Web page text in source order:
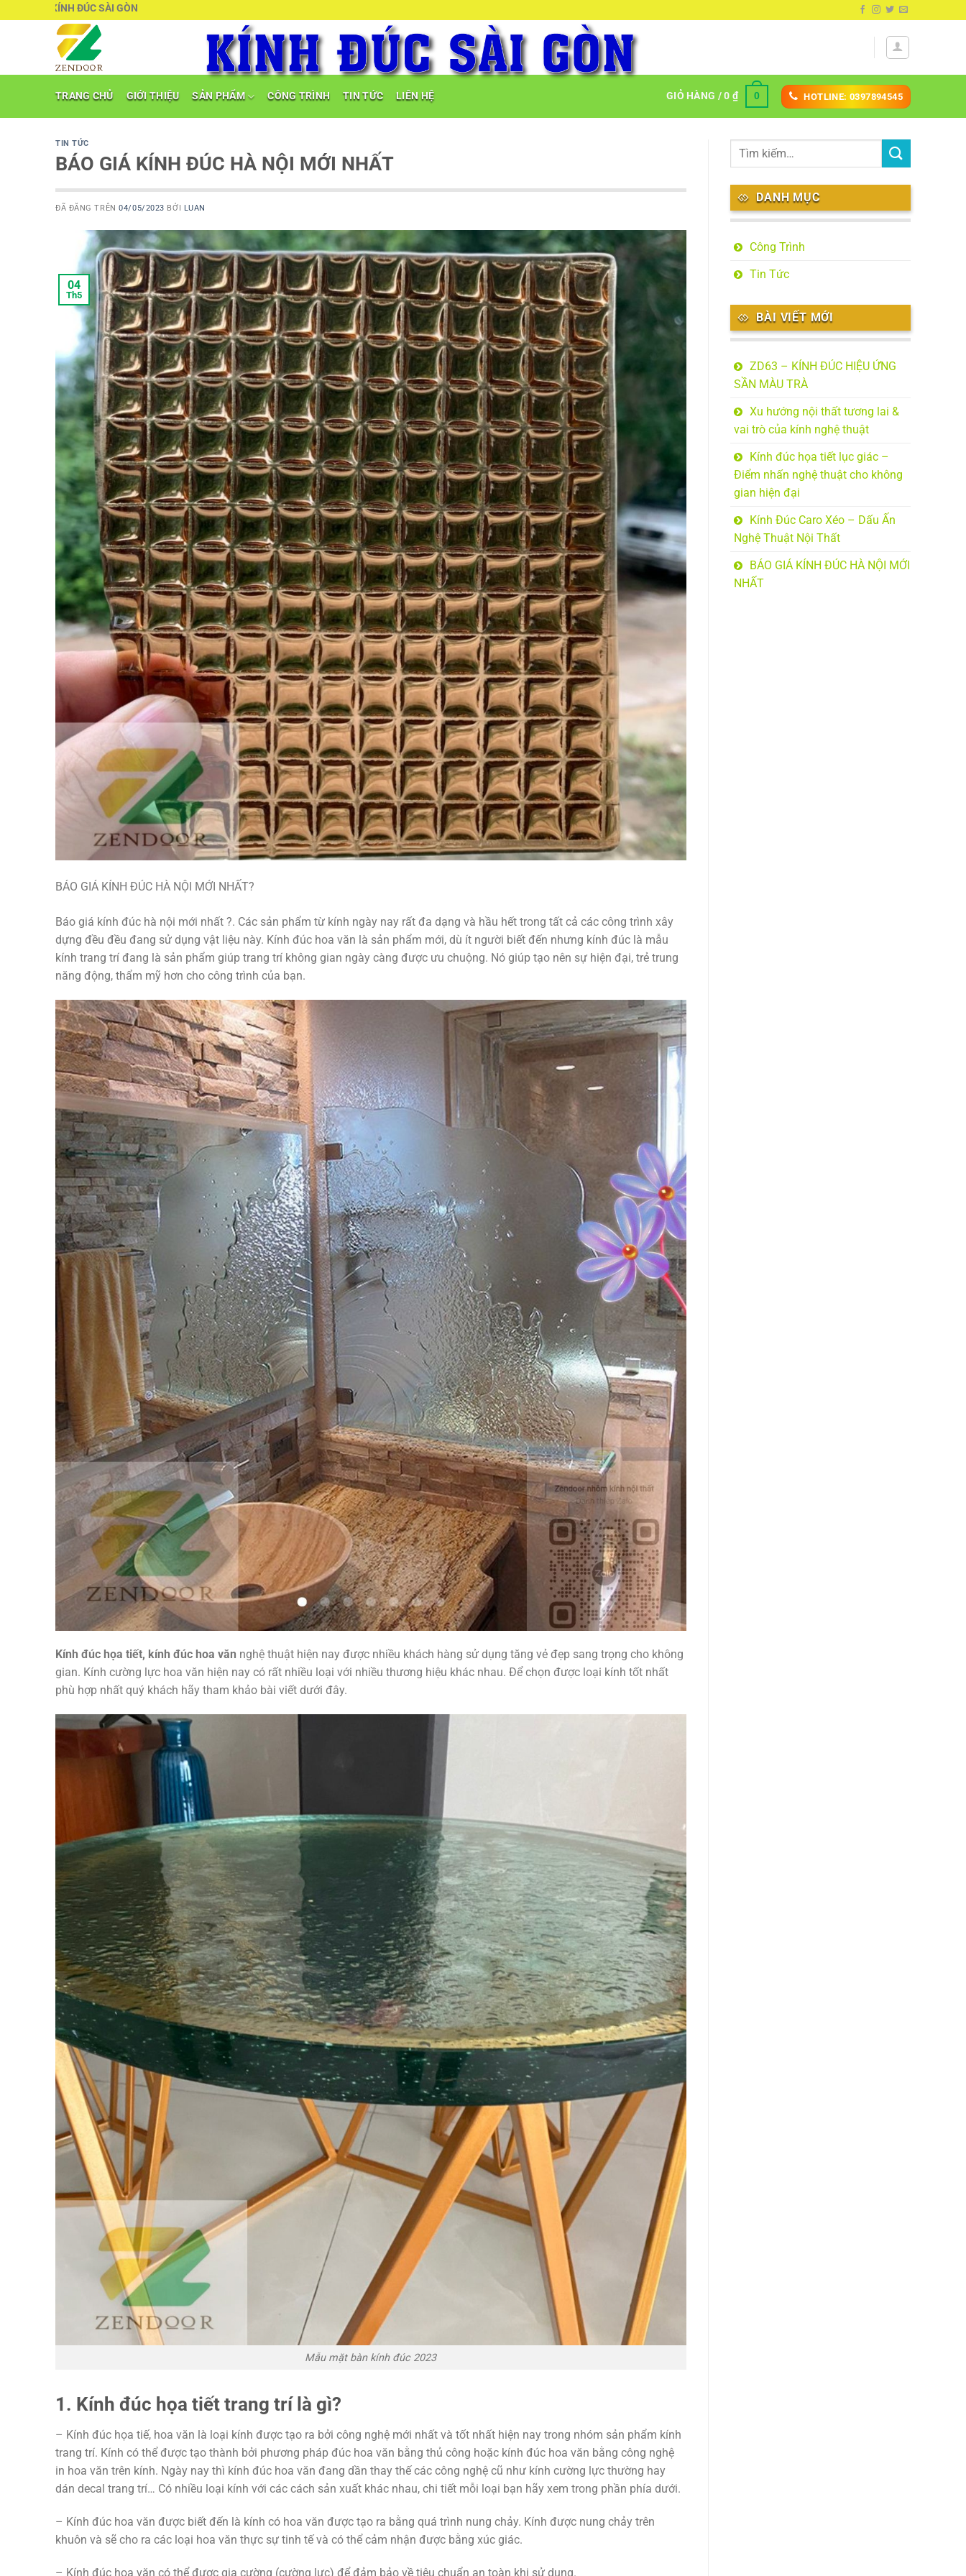
KÍNH ĐÚC SÀI GÒN
TRANG CHỦ GIỚI THIỆU SẢN PHẨM CÔNG TRÌNH TIN TỨC LIÊN HỆ GIỎ HÀNG /0 ₫ 0 HOTLINE: 0397894545
TIN TỨC
BÁO GIÁ KÍNH ĐÚC HÀ NỘI MỚI NHẤT
ĐÃ ĐĂNG TRÊN04/05/2023 BỞI LUAN
04
Th5
BÁO GIÁ KÍNH ĐÚC HÀ NỘI MỚI NHẤT?
Báo giá kính đúc hà nội mới nhất ?. Các sản phẩm từ kính ngày nay rất đa dạng và hầu hết trong tất cả các công trình xây
dựng đều đều đang sử dụng vật liệu này. Kính đúc hoa văn là sản phẩm mới, dù ít người biết đến nhưng kính đúc là mẫu
kính trang trí đang là sản phẩm giúp trang trí không gian ngày càng được ưu chuộng. Nó giúp tạo nên sự hiện đại, trẻ trung
năng động, thẩm mỹ hơn cho công trình của bạn.
Kính đúc họa tiết, kính đúc hoa văn nghệ thuật hiện nay được nhiều khách hàng sử dụng tăng vẻ đẹp sang trọng cho không
gian. Kính cường lực hoa văn hiện nay có rất nhiều loại với nhiều thương hiệu khác nhau. Để chọn được loại kính tốt nhất
phù hợp nhất quý khách hãy tham khảo bài viết dưới đây.
Mẫu mặt bàn kính đúc 2023
1. Kính đúc họa tiết trang trí là gì?
– Kính đúc họa tiế, hoa văn là loại kính được tạo ra bởi công nghệ mới nhất và tốt nhất hiện nay trong nhóm sản phẩm kính
trang trí. Kính có thể được tạo thành bởi phương pháp đúc hoa văn bằng thủ công hoặc kính đúc hoa văn bằng công nghệ
in hoa văn trên kính. Ngày nay thì kính đúc hoa văn đang dần thay thế các công nghệ cũ như kính cường lực thường hay
dán decal trang trí… Có nhiều loại kính với các cách sản xuất khác nhau, chi tiết mỗi loại bạn hãy xem trong phần phía dưới.
– Kính đúc hoa văn được biết đến là kính có hoa văn được tạo ra bằng quá trình nung chảy. Kính được nung chảy trên
khuôn và sẽ cho ra các loại hoa văn thực sự tinh tế và có thể cảm nhận được bằng xúc giác.
– Kính đúc hoa văn có thể được gia cường (cường lực) để đảm bảo về tiêu chuẩn an toàn khi sử dụng.
DANH MỤC
Công Trình
Tin Tức
BÀI VIẾT MỚI
ZD63 – KÍNH ĐÚC HIỆU ỨNG
SẦN MÀU TRÀ
Xu hướng nội thất tương lai &
vai trò của kính nghệ thuật
Kính đúc họa tiết lục giác –
Điểm nhấn nghệ thuật cho không
gian hiện đại
Kính Đúc Caro Xéo – Dấu Ấn
Nghệ Thuật Nội Thất
BÁO GIÁ KÍNH ĐÚC HÀ NỘI MỚI
NHẤT